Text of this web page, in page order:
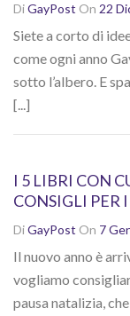
DiGayPost On 22
Siete a corto di
come ogni anno
sotto l’albero. E
[...]
I 5 LIBRI CON
CONSIGLI PER
DiGayPost On 7
Il nuovo anno è
vogliamo
pausa natalizia,